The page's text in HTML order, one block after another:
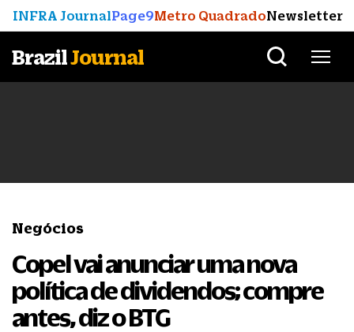
INFRA JournalPage9Metro QuadradoNewsletter
BrazilJournal
Negócios
Copel vai anunciar uma nova
política de dividendos; compre
antes, diz o BTG